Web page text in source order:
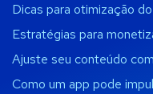
Dicas para otimização
Estratégias para
Ajuste seu conteúdo
Como um app pode